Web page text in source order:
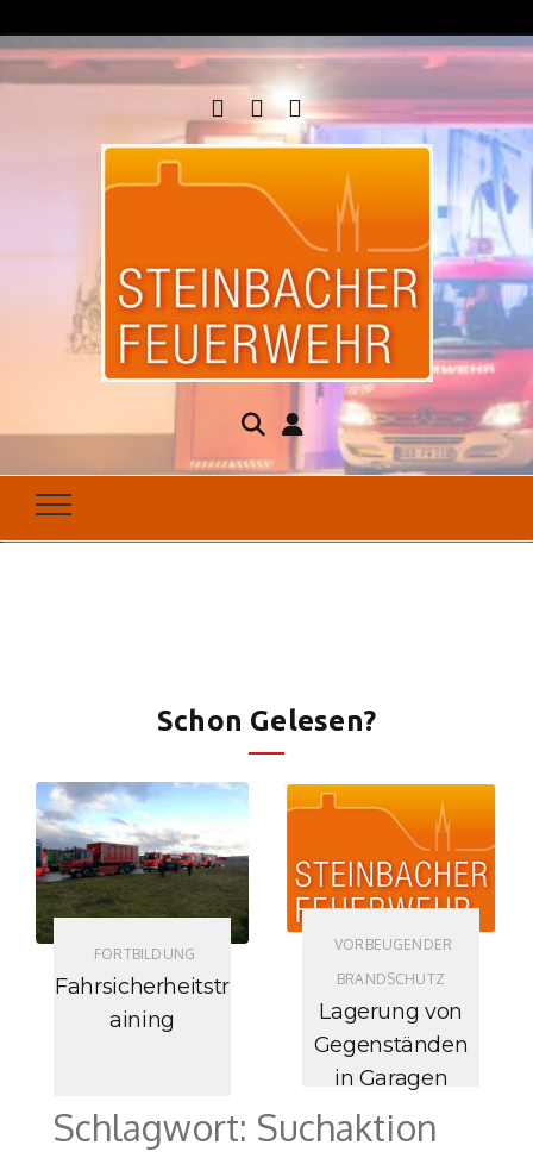
Steinbacher
Feuerwehr
Seit 1877 für Ihren Brandschutz da
Schon Gelesen?
FORTBILDUNG
Fahrsicherheitstr
aining
VORBEUGENDER
BRANDSCHUTZ
Lagerung von
Gegenständen
in Garagen
Schlagwort: Suchaktion